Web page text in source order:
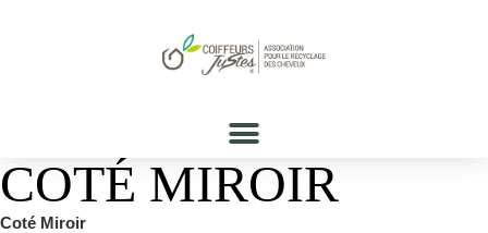
COTÉ MIROIR
Coté Miroir